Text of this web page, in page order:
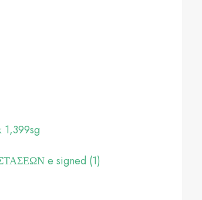
e signed (1)